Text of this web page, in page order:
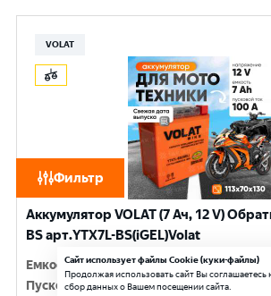
Фильтр
VOLAT
Аккумулятор VOLAT (7 Ач, 12 V)
BS арт.YTX7L-BS(iGEL)Volat
Емкость:7 Ач
Пусковой ток:100 A
Сайт использует файлы Cookie (куки-файлы)
Продолжая использовать сайт Вы соглашаетесь
сбор данных о Вашем посещении сайта.